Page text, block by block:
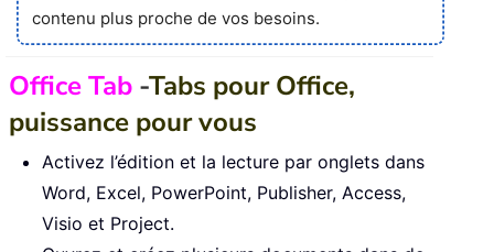
contenu plus proche de vos besoins.
Office Tab -Tabs pour Office,
puissance pour vous
Activez l’édition et la lecture par onglets dans
Word, Excel, PowerPoint, Publisher, Access,
Visio et Project.